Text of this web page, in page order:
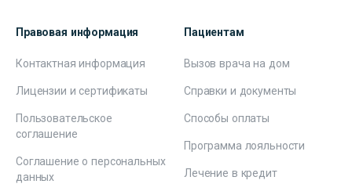
Правовая информация
Контактная информация
Лицензии и сертификаты
Пользовательское
соглашение
Соглашение о персональных
данных
Пациентам
Вызов врача на дом
Справки и документы
Способы оплаты
Программа лояльности
Лечение в кредит